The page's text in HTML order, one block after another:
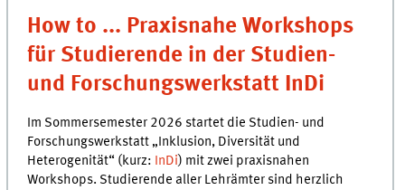
How to ... Praxisnahe Workshops
für Studierende in der Studien-
und Forschungswerkstatt InDi
Im Sommersemester 2026 startet die Studien- und
Forschungswerkstatt „Inklusion, Diversität und
Heterogenität“ (kurz: InDi) mit zwei praxisnahen
Workshops. Studierende aller Lehrämter sind herzlich